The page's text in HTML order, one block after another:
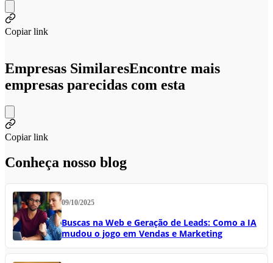
Copiar link
Empresas SimilaresEncontre mais
empresas parecidas com esta
Copiar link
Conheça nosso blog
09/10/2025
Buscas na Web e Geração de Leads: Como a IA
mudou o jogo em Vendas e Marketing